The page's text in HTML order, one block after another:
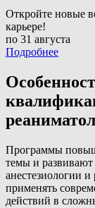
Откройте новые
карьере!
по 31 августа
Подробнее
Программы
темы и
анестезиологии
применять
действий в